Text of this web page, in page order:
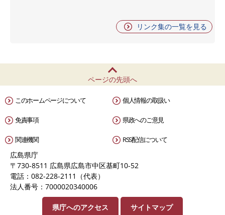
リンク集の一覧を見る
ページの先頭へ
このホームページについて 個人情報の取扱い
免責事項 県政へのご意見
関連機関 RSS配信について
広島県庁
〒730-8511 広島県広島市中区基町10-52
電話：082-228-2111（代表）
法人番号：7000020340006
県庁へのアクセス サイトマップ